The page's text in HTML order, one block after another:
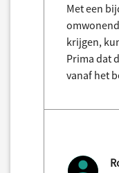
Met een
krijgen,
Prima dat
vanaf het